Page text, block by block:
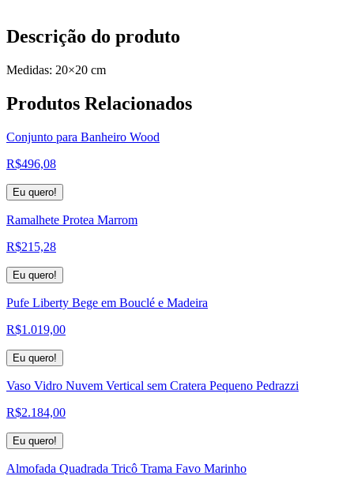
Descrição do produto
Medidas: 20×20 cm
Produtos Relacionados
Conjunto para Banheiro Wood
R$496,08
Eu quero!
Ramalhete Protea Marrom
R$215,28
Eu quero!
Pufe Liberty Bege em Bouclé e Madeira
R$1.019,00
Eu quero!
Vaso Vidro Nuvem Vertical sem Cratera Pequeno Pedrazzi
R$2.184,00
Eu quero!
Almofada Quadrada Tricô Trama Favo Marinho